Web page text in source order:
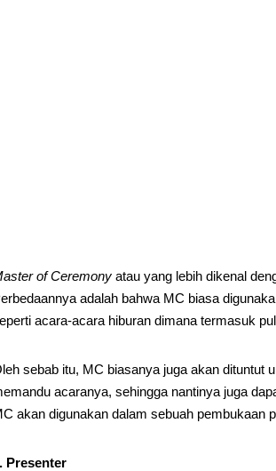
of Ceremony atau yang lebih dikenal
adalah bahwa MC biasa
acara-acara hiburan dimana termasuk
sebab itu, MC biasanya juga akan dituntut
acaranya, sehingga nantinya juga
akan digunakan dalam sebuah pembukaan
Presenter